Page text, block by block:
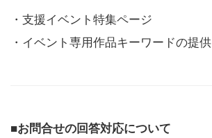
・支援イベント特集ページ
・イベント専用作品キーワードの提供
■お問合せの回答対応について